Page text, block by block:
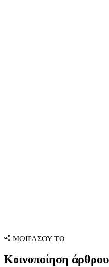
ΜΟΙΡΑΣΟΥ ΤΟ
Κοινοποίηση άρθρου